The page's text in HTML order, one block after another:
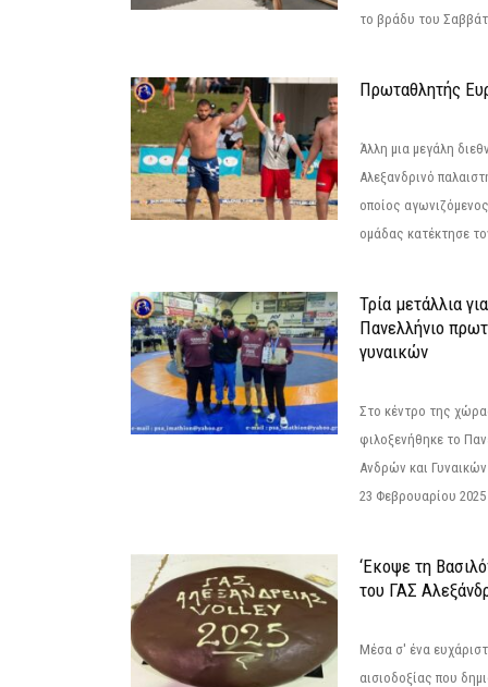
το βράδυ του
Πρωταθλητής
Άλλη μια μεγάλη
Αλεξανδρινό
οποίος
ομάδας κατέκτησε
Τρία μετάλλια
Πανελλήνιο
γυναικών
Στο κέντρο της
φιλοξενήθηκε το
Ανδρών και
23 Φεβρουαρίου
‘Εκοψε τη
του ΓΑΣ
Μέσα σ' ένα
αισιοδοξίας που